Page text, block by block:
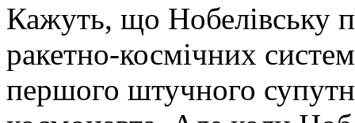
Кажуть, що Нобелівську
ракетно-космічних
першого штучного